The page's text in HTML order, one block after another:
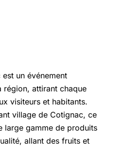
un événement
région, attirant chaque
visiteurs et habitants.
village de Cotignac, ce
large gamme de produits
allant des fruits et